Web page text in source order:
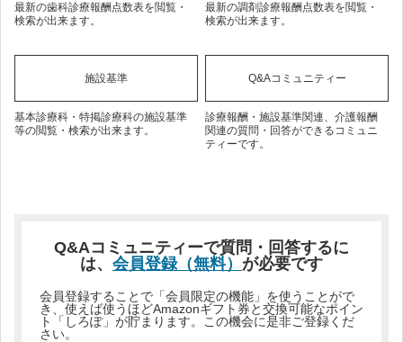
最新の歯科診療報酬点数表を閲覧・
検索が出来ます。
最新の調剤診療報酬点数表を閲覧・
検索が出来ます。
施設基準
基本診療科・特掲診療科の施設基準
等の閲覧・検索が出来ます。
Q&Aコミュニティー
診療報酬・施設基準関連、介護報酬
関連の質問・回答ができるコミュニ
ティーです。
Q&Aコミュニティーで質問・回答するに
は、 会員登録（無料） が必要です
会員登録することで「会員限定の機能」を使うことがで
き、使えば使うほどAmazonギフト券と交換可能なポイン
ト「しろぽ」が貯まります。この機会に是非ご登録くだ
さい。